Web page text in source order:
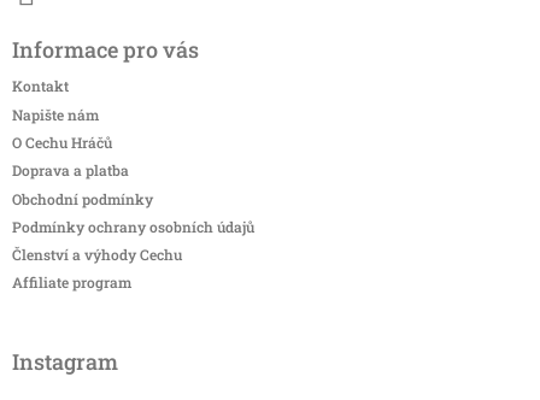
Informace pro vás
Kontakt
Napište nám
O Cechu Hráčů
Doprava a platba
Obchodní podmínky
Podmínky ochrany osobních údajů
Členství a výhody Cechu
Affiliate program
Instagram